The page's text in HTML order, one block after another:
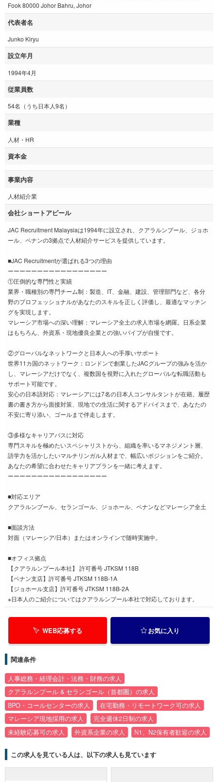
Fook 80000 Johor Bahru, Johor
代表者名
Junko Kiryu
設立年月
1994年4月
従業員数
54名（うち日本人9名）
業種
人材・HR
資本金
事業内容
人材紹介業
会社ショートアピール
JAC Recruitment Malaysiaは1994年に設立され、クアラルンプール、ジョホ
ール、ペナンの3拠点で人材紹介サービスを提供しています。
■JAC Recruitmentが選ばれる3つの理由
ーーーーーーーーーーーーーーーーー
①圧倒的な専門性と実績
業界・職種別の専門チーム制：製造、IT、金融、建設、管理部門など、各分
野のプロフェッショナルがあなたのスキルを正しく評価し、最適なマッチン
グを実現します。
マレーシア市場への深い理解：マレーシア全土の求人市場を網羅。日系企業
はもちろん、外資系・現地優良企業との強いパイプが自慢です。
②グローバルなネットワークと日本人への手厚いサポート
世界11カ国のネットワーク：ロンドンで創業したJACグループの強みを活か
し、マレーシアだけでなく、複数国を視野に入れたグローバルな転職活動も
サポート可能です。
安心の日本語対応：マレーシアには7名の日本人コンサルタントが在籍。履歴
書の書き方から面接対策、現地での生活に関するアドバイスまで、あなたの
不安に寄り添い、ゴールまで伴走します。
③多様なキャリアパスに対応
専門スキルを極めたいスペシャリストから、組織を率いるマネジメント層、
語学力を活かしたいマルチリンガル人材まで、幅広いポジションをご紹介。
あなたの希望に合わせたキャリアプランを一緒に考えます。
ーーーーーーーーーーーーーーーーー
■対応エリア
クアラルンプール、セランゴール、ジョホール、ペナンなどマレーシア全土
■面談方法
対面（マレーシア/日本）またはオンラインで随時実施中。
■オフィス拠点
【クアラルンプール本社】 許可番号 JTKSM 118B
【ペナン支店】許可番号 JTKSM 118B-1A
【ジョホール支店】許可番号 JTKSM 118B-2A
※日本人のご紹介についてはクアラルンプール本社で対応しております。
WEB応募する お気に入り
関連条件
人事総務・経理会計・法務・財務の求人
クアラルンプール & セランゴール（首都圏）の求人
BPO・コールセンターの求人
在宅勤務・リモートワーク可の求人
マレーシア現地採用の求人
完全週休2日制の求人
未経験応募可の求人
外資系企業の求人 N1、N2保有者歓迎の求人
この求人を見ている人は、以下の求人も見ています